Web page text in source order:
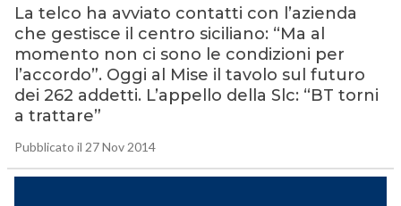
La telco ha avviato contatti con l’azienda
che gestisce il centro siciliano: “Ma al
momento non ci sono le condizioni per
l’accordo”. Oggi al Mise il tavolo sul futuro
dei 262 addetti. L’appello della Slc: “BT torni
a trattare”
Pubblicato il 27 Nov 2014